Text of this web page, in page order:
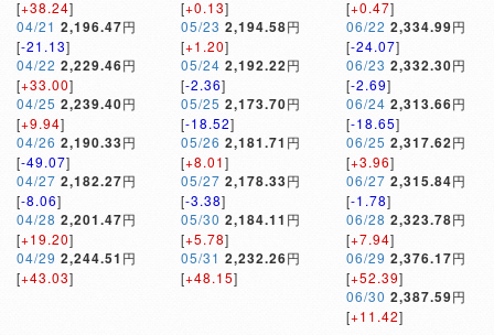
[+38.24]
04/21 2,196.47円
[-21.13]
04/22 2,229.46円
[+33.00]
04/25 2,239.40円
[+9.94]
04/26 2,190.33円
[-49.07]
04/27 2,182.27円
[-8.06]
04/28 2,201.47円
[+19.20]
04/29 2,244.51 円
[+43.03]
[+0.13]
05/23 2,194.58円
[+1.20]
05/24 2,192.22円
[-2.36]
05/25 2,173.70円
[-18.52]
05/26 2,181.71 円
[+8.01]
05/27 2,178.33円
[-3.38]
05/30 2,184.11 円
[+5.78]
05/31 2,232.26円
[+48.15]
[+0.47]
06/22 2,334.99円
[-24.07]
06/23 2,332.30円
[-2.69]
06/24 2,313.66円
[-18.65]
06/25 2,317.62円
[+3.96]
06/27 2,315.84円
[-1.78]
06/28 2,323.78円
[+7.94]
06/29 2,376.17円
[+52.39]
06/30 2,387.59円
[+11.42]